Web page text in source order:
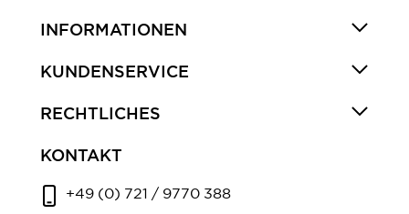
INFORMATIONEN
KUNDENSERVICE
RECHTLICHES
KONTAKT
+49 (0) 721 / 9770 388